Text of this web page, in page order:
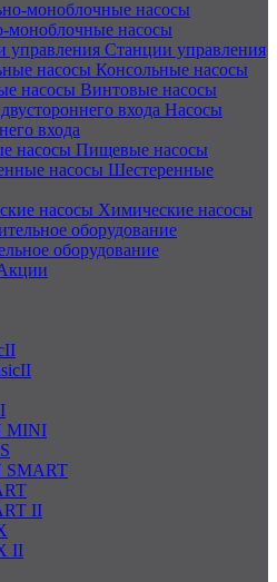
моноблочные насосы
Станции управления
Консольные насосы
Винтовые насосы
Насосы
входа
Пищевые насосы
Шестеренные
Химические насосы
оборудование
MINI
SMART
II
II